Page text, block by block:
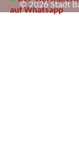
© 2026 Stadt